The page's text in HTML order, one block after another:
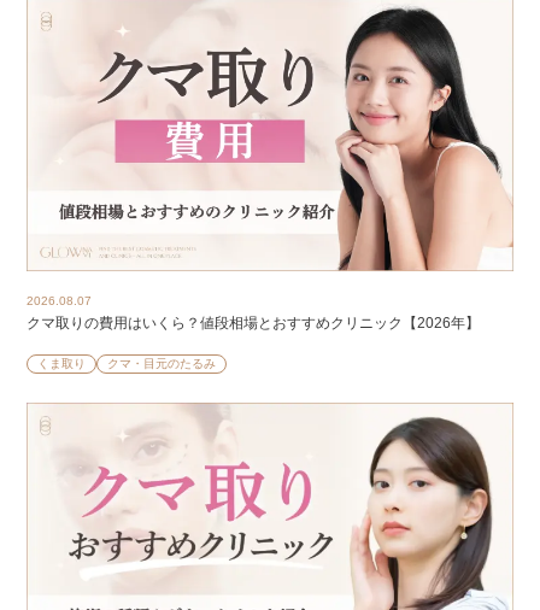
2026.08.07
クマ取りの費用はいくら？値段相場とおすすめクリニック【2026年】
くま取り クマ・目元のたるみ